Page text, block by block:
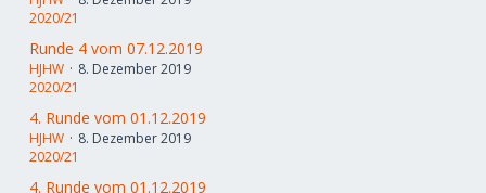
2020/21
Runde 4 vom 07.12.2019
HJHW
8. Dezember 2019
2020/21
4. Runde vom 01.12.2019
HJHW
8. Dezember 2019
2020/21
4. Runde vom 01.12.2019